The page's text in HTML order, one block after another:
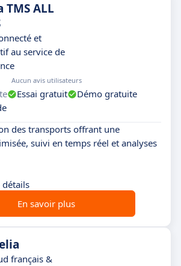
TMS ALL
et
au service de
Aucun avis utilisateurs
Essai gratuit
Démo gratuite
des transports offrant une
suivi en temps réel et analyses
En savoir plus
français &